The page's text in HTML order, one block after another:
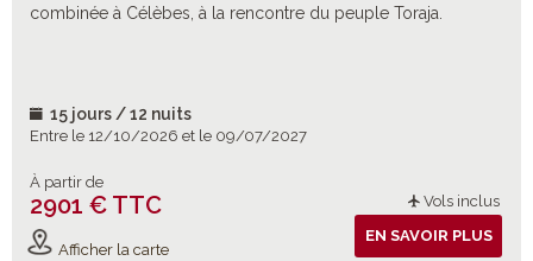
combinée à Célèbes, à la rencontre du peuple Toraja.
15 jours / 12 nuits
Entre le 12/10/2026 et le 09/07/2027
À partir de
2901 € TTC Vols inclus
Afficher la carte
EN SAVOIR PLUS